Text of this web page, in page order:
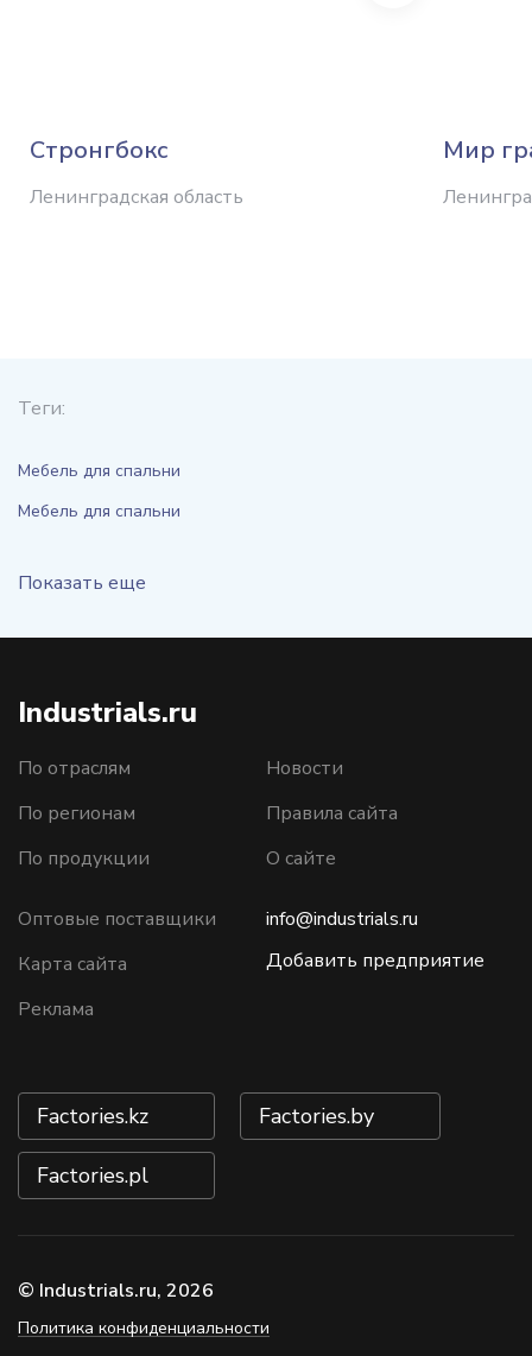
Стронгбокс
Ленинградская область
Мир
Теги:
Мебель для спальни
Мебель для спальни
Показать еще
Industrials.ru
По отраслям
По регионам
По продукции
Новости
Правила сайта
О сайте
Оптовые поставщики
Карта сайта
Реклама
info@industrials.ru
Добавить предприятие
Factories.kz Factories.by
Factories.pl
© Industrials.ru, 2026
Политика конфиденциальности